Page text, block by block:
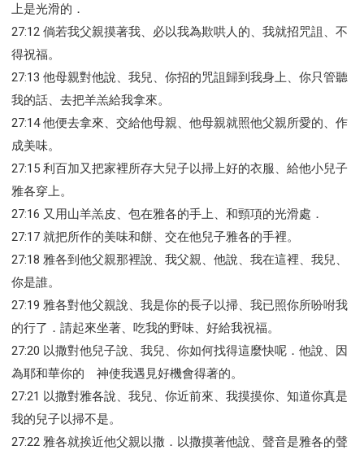
上是光滑的．
27:12 倘若我父親摸著我、必以我為欺哄人的、我就招咒詛、不
得祝福。
27:13 他母親對他說、我兒、你招的咒詛歸到我身上、你只管聽
我的話、去把羊羔給我拿來。
27:14 他便去拿來、交給他母親、他母親就照他父親所愛的、作
成美味。
27:15 利百加又把家裡所存大兒子以掃上好的衣服、給他小兒子
雅各穿上。
27:16 又用山羊羔皮、包在雅各的手上、和頸項的光滑處．
27:17 就把所作的美味和餅、交在他兒子雅各的手裡。
27:18 雅各到他父親那裡說、我父親、他說、我在這裡、我兒、
你是誰。
27:19 雅各對他父親說、我是你的長子以掃、我已照你所吩咐我
的行了．請起來坐著、吃我的野味、好給我祝福。
27:20 以撒對他兒子說、我兒、你如何找得這麼快呢．他說、因
為耶和華你的 神使我遇見好機會得著的。
27:21 以撒對雅各說、我兒、你近前來、我摸摸你、知道你真是
我的兒子以掃不是。
27:22 雅各就挨近他父親以撒．以撒摸著他說、聲音是雅各的聲